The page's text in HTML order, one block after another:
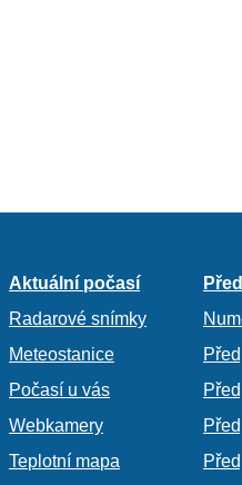
Aktuální počasí
Radarové snímky
Meteostanice
Počasí u vás
Webkamery
Teplotní mapa